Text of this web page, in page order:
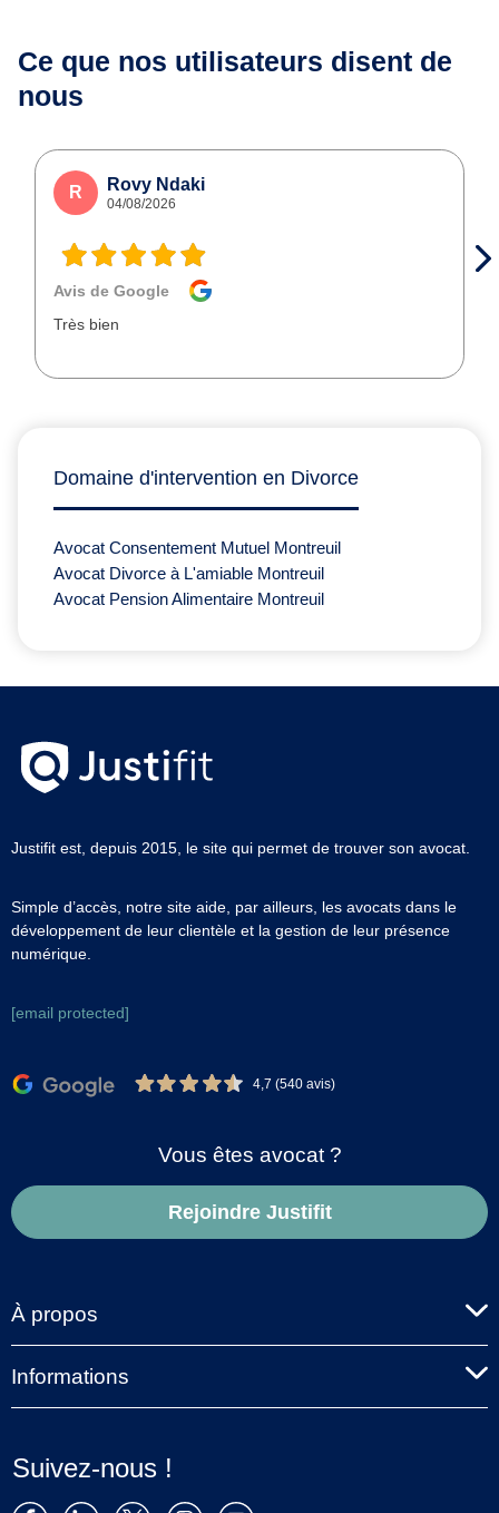
Ce que nos utilisateurs disent de
nous
R Rovy Ndaki
04/08/2026
Avis de Google
Très bien
Domaine d'intervention en Divorce
Avocat Consentement Mutuel Montreuil
Avocat Divorce à L'amiable Montreuil
Avocat Pension Alimentaire Montreuil
Justifit est, depuis 2015, le site qui permet de trouver son avocat.
Simple d’accès, notre site aide, par ailleurs, les avocats dans le
développement de leur clientèle et la gestion de leur présence
numérique.
[email protected]
4,7 (540 avis)
Vous êtes avocat ?
Rejoindre Justifit
À propos
Informations
Suivez-nous !